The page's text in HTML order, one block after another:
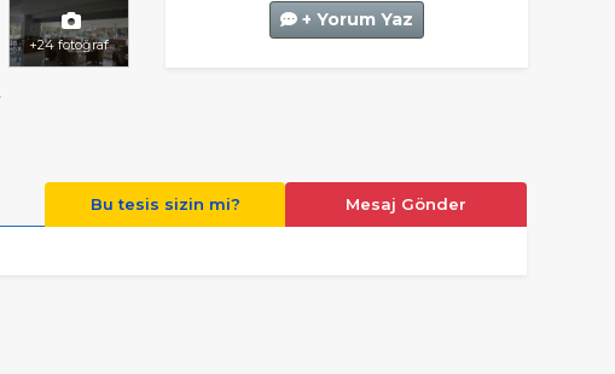
+24 fotoğraf
+ Yorum Yaz
Bu tesis sizin mi? Mesaj Gönder